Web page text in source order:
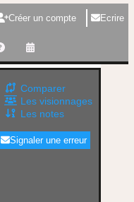
Créer un compte Ecrire
Comparer
Les visionnages
Les notes
Signaler une erreur